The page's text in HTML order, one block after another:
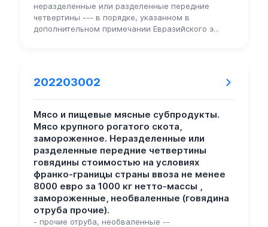
неразделенные или разделенные передние
четвертины --- в порядке, указанном в
дополнительном примечании Евразийского э...
202203002
Мясо и пищевые мясные субпродукты.
Мясо крупного рогатого скота,
замороженное. Неразделенные или
разделенные передние четвертины
говядины стоимостью на условиях
франко-границы страны ввоза не менее
8000 евро за 1000 кг нетто-массы ,
замороженные, необваленные (говядина
отруба прочие).
- прочие отруба, необваленные --